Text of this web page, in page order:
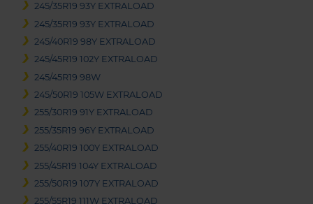
245/35R19 93Y EXTRALOAD
245/35R19 93Y EXTRALOAD
245/40R19 98Y EXTRALOAD
245/45R19 102Y EXTRALOAD
245/45R19 98W
245/50R19 105W EXTRALOAD
255/30R19 91Y EXTRALOAD
255/35R19 96Y EXTRALOAD
255/40R19 100Y EXTRALOAD
255/45R19 104Y EXTRALOAD
255/50R19 107Y EXTRALOAD
255/55R19 111W EXTRALOAD